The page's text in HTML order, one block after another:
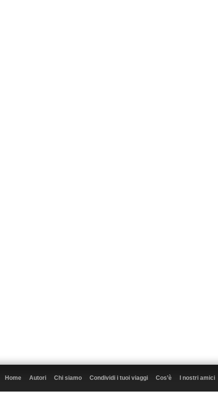
Home Autori Chi siamo Condividi i tuoi viaggi Cos’è I nostri amici